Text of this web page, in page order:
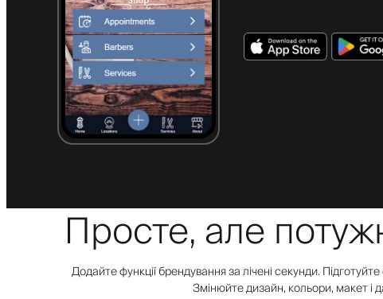
Просте, але
Додайте функції брендування за лічені секунди.
Змінюйте дизайн, кольори, макет і